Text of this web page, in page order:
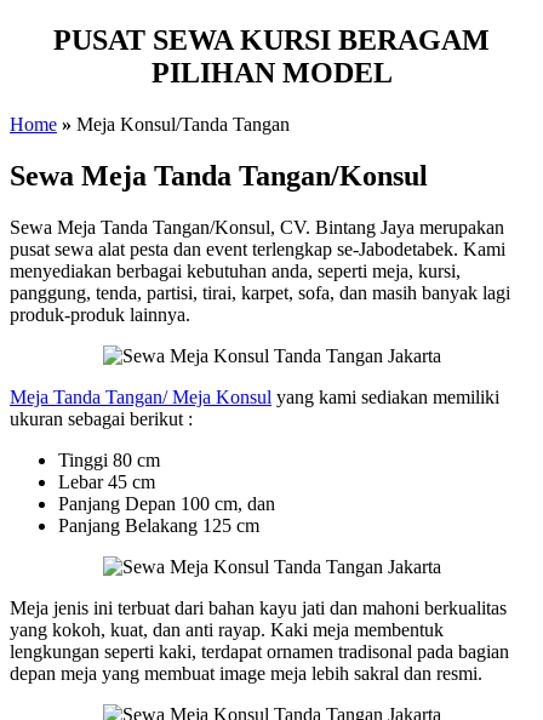
PUSAT SEWA KURSI BERAGAM
PILIHAN MODEL
Home » Meja Konsul/Tanda Tangan
Sewa Meja Tanda Tangan/Konsul
Sewa Meja Tanda Tangan/Konsul, CV. Bintang Jaya merupakan
pusat sewa alat pesta dan event terlengkap se-Jabodetabek. Kami
menyediakan berbagai kebutuhan anda, seperti meja, kursi,
panggung, tenda, partisi, tirai, karpet, sofa, dan masih banyak lagi
produk-produk lainnya.
Meja Tanda Tangan/ Meja Konsul yang kami sediakan memiliki
ukuran sebagai berikut :
Tinggi 80 cm
Lebar 45 cm
Panjang Depan 100 cm, dan
Panjang Belakang 125 cm
Meja jenis ini terbuat dari bahan kayu jati dan mahoni berkualitas
yang kokoh, kuat, dan anti rayap. Kaki meja membentuk
lengkungan seperti kaki, terdapat ornamen tradisonal pada bagian
depan meja yang membuat image meja lebih sakral dan resmi.